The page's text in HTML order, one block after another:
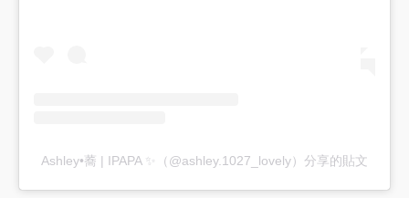
Ashley•蕎 | IPAPA ✨（@ashley.1027_lovely）分享的貼文